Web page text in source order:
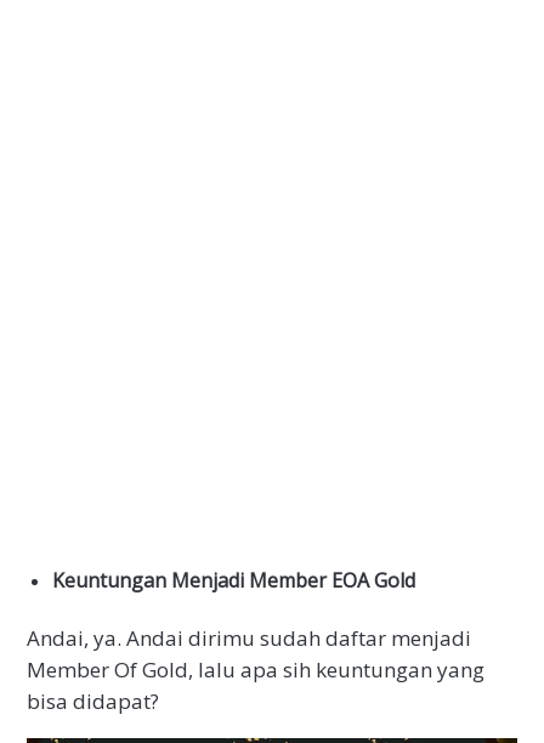
Keuntungan Menjadi Member EOA Gold
Andai, ya. Andai dirimu sudah daftar menjadi
Member Of Gold, lalu apa sih keuntungan yang
bisa didapat?